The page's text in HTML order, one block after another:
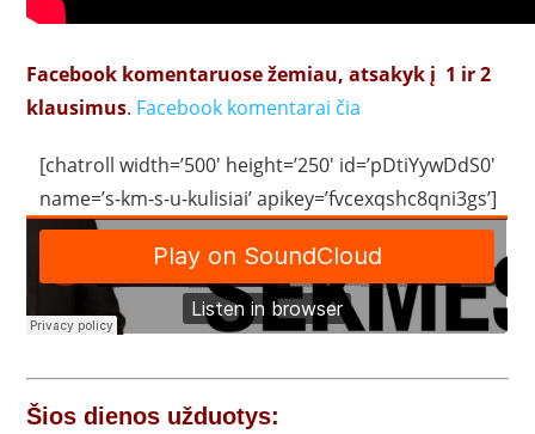
Facebook komentaruose žemiau, atsakyk į 1 ir 2
klausimus. Facebook komentarai čia
[chatroll width=’500′ height=’250′ id=’pDtiYywDdS0′
name=’s-km-s-u-kulisiai’ apikey=’fvcexqshc8qni3gs’]
Šios dienos užduotys: